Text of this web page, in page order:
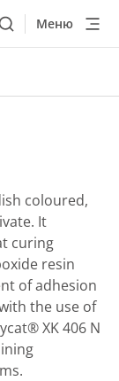
ПоискМеню
coloured,
It
curing
resin
of adhesion
the use of
XK 406 N